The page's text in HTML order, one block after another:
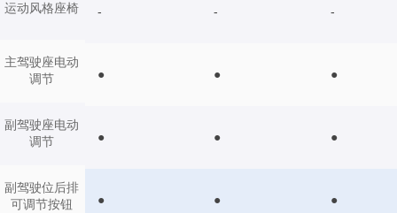
运动风格座椅
主驾驶座电动
调节
副驾驶座电动
调节
副驾驶位后排
可调节按钮
- - -
● ● ●
● ● ●
● ● ●